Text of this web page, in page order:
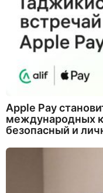
Apple Pay
международных
безопасный и